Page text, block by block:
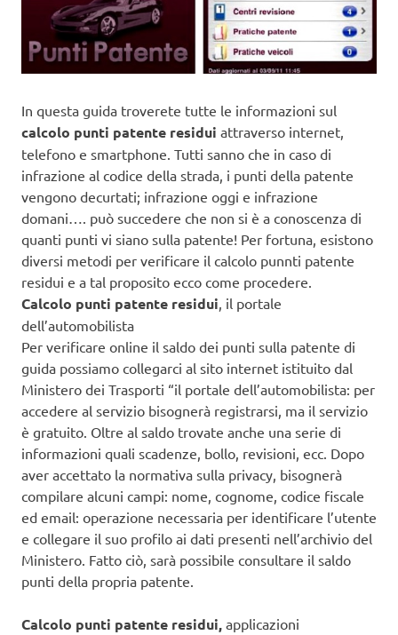
In questa guida troverete tutte le informazioni sul
calcolo punti patente residui attraverso internet,
telefono e smartphone. Tutti sanno che in caso di
infrazione al codice della strada, i punti della patente
vengono decurtati; infrazione oggi e infrazione
domani…. può succedere che non si è a conoscenza di
quanti punti vi siano sulla patente! Per fortuna, esistono
diversi metodi per verificare il calcolo punnti patente
residui e a tal proposito ecco come procedere.
Calcolo punti patente residui , il portale
dell’automobilista
Per verificare online il saldo dei punti sulla patente di
guida possiamo collegarci al sito internet istituito dal
Ministero dei Trasporti “il portale dell’automobilista: per
accedere al servizio bisognerà registrarsi, ma il servizio
è gratuito. Oltre al saldo trovate anche una serie di
informazioni quali scadenze, bollo, revisioni, ecc. Dopo
aver accettato la normativa sulla privacy, bisognerà
compilare alcuni campi: nome, cognome, codice fiscale
ed email: operazione necessaria per identificare l’utente
e collegare il suo profilo ai dati presenti nell’archivio del
Ministero. Fatto ciò, sarà possibile consultare il saldo
punti della propria patente.
Calcolo punti patente residui, applicazioni